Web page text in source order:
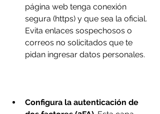
página web tenga conexión
segura (https) y que sea la oficial.
Evita enlaces sospechosos o
correos no solicitados que te
pidan ingresar datos personales.
Configura la autenticación de